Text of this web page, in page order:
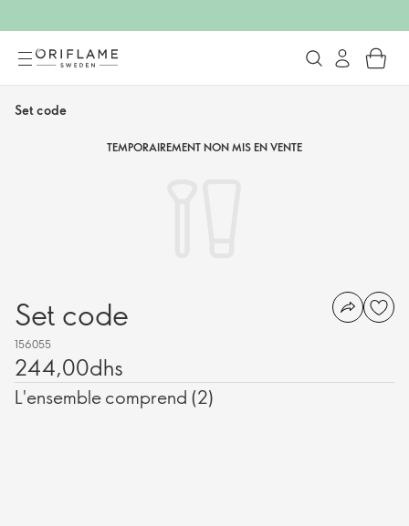
Set code
TEMPORAIREMENT NON MIS EN VENTE
Set code
156055
244,00dhs
L'ensemble comprend (2)